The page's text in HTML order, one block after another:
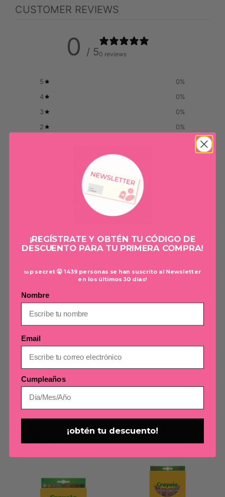
CUSTOMER REVIEWS
0 / 50 reviews
5 0%
4
0%
3
0%
2
0%
Write a review
With media
NO REVIEWS YET
TE RECOMENDAMOS LO
+NUEVO Ver todo
¡REGÍSTRATE Y OBTÉN TU CÓDIGO DE
DESCUENTO PARA TU PRIMERA COMPRA!
to p secret 🤫 1439 personas se han suscrito al Newsletter
en los últimos 30 días!
Nombre
Email
Cumpleaños
¡obtén tu descuento!